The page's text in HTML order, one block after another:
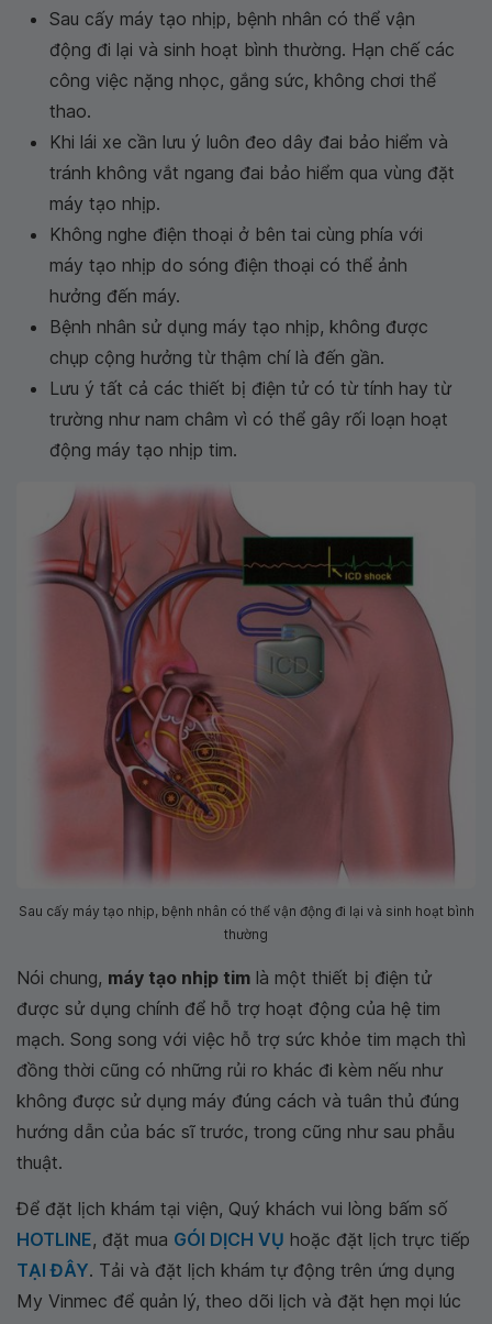
Sau cấy máy tạo nhịp, bệnh nhân có thể vận
động đi lại và sinh hoạt bình thường. Hạn chế các
công việc nặng nhọc, gắng sức, không chơi thể
thao.
Khi lái xe cần lưu ý luôn đeo dây đai bảo hiểm và
tránh không vắt ngang đai bảo hiểm qua vùng đặt
máy tạo nhịp.
Không nghe điện thoại ở bên tai cùng phía với
máy tạo nhịp do sóng điện thoại có thể ảnh
hưởng đến máy.
Bệnh nhân sử dụng máy tạo nhịp, không được
chụp cộng hưởng từ thậm chí là đến gần.
Lưu ý tất cả các thiết bị điện tử có từ tính hay từ
trường như nam châm vì có thể gây rối loạn hoạt
động máy tạo nhịp tim.
Sau cấy máy tạo nhịp, bệnh nhân có thể vận động đi lại và sinh hoạt bình
thường
Nói chung, máy tạo nhịp tim là một thiết bị điện tử
được sử dụng chính để hỗ trợ hoạt động của hệ tim
mạch. Song song với việc hỗ trợ sức khỏe tim mạch thì
đồng thời cũng có những rủi ro khác đi kèm nếu như
không được sử dụng máy đúng cách và tuân thủ đúng
hướng dẫn của bác sĩ trước, trong cũng như sau phẫu
thuật.
Để đặt lịch khám tại viện, Quý khách vui lòng bấm số
HOTLINE, đặt mua GÓI DỊCH VỤ hoặc đặt lịch trực tiếp
TẠI ĐÂY. Tải và đặt lịch khám tự động trên ứng dụng
My Vinmec để quản lý, theo dõi lịch và đặt hẹn mọi lúc